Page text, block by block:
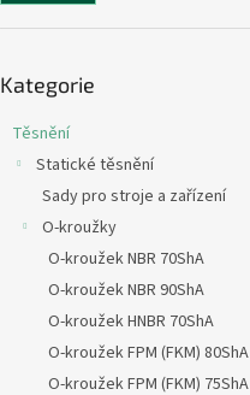
kategorie
Kategorie
Těsnění
Statické těsnění
Sady pro stroje a zařízení
O-kroužky
O-kroužek NBR 70ShA
O-kroužek NBR 90ShA
O-kroužek HNBR 70ShA
O-kroužek FPM (FKM) 80ShA
O-kroužek FPM (FKM) 75ShA